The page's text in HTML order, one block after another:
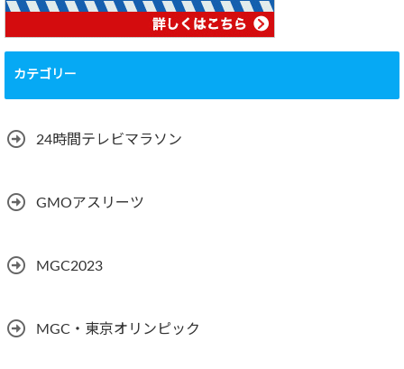
カテゴリー
24時間テレビマラソン
GMOアスリーツ
MGC2023
MGC・東京オリンピック